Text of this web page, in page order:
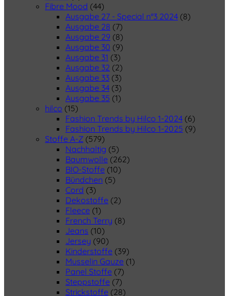
Fibre Mood (44)
Ausgabe 27 - Special n°3 2024 (8)
Ausgabe 28 (7)
Ausgabe 29 (8)
Ausgabe 30 (9)
Ausgabe 31 (3)
Ausgabe 32 (2)
Ausgabe 33 (3)
Ausgabe 34 (3)
Ausgabe 35 (1)
hilco (15)
Fashion Trends by Hilco 1-2024 (6)
Fashion Trends by Hilco 1-2025 (9)
Stoffe A-Z (579)
Nachhaltig (5)
Baumwolle (262)
BIO-Stoffe (10)
Bündchen (5)
Cord (3)
Dekostoffe (2)
Fleece (1)
French Terry (8)
Jeans (10)
Jersey (90)
Kinderstoffe (39)
Musselin Gauze (1)
Panel Stoffe (7)
Steppstoffe (7)
Strickstoffe (28)